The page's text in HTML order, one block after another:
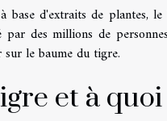
base d'extraits de plantes,
des millions de
le baume du tigre.
et à